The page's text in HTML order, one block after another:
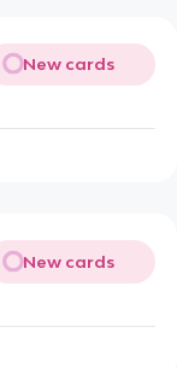
New cards
New cards